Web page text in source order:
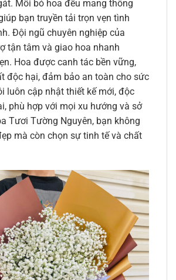
Mỗi bó hoa đều mang thông
bạn truyền tải trọn vẹn tình
Đội ngũ chuyên nghiệp của
tận tâm và giao hoa nhanh
Hoa được canh tác bền vững,
độc hại, đảm bảo an toàn cho sức
luôn cập nhật thiết kế mới, độc
phù hợp với mọi xu hướng và sở
Tươi Tường Nguyên, bạn không
mà còn chọn sự tinh tế và chất